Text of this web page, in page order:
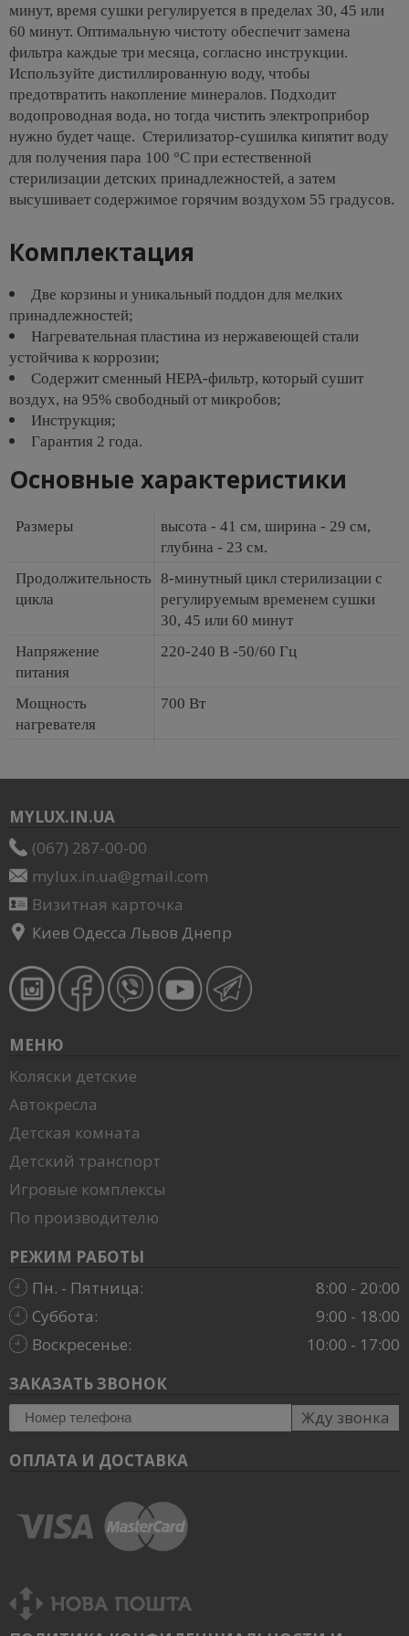
минут, время сушки регулируется в пределах 30, 45 или
60 минут. Оптимальную чистоту обеспечит замена
фильтра каждые три месяца, согласно инструкции.
Используйте дистиллированную воду, чтобы
предотвратить накопление минералов. Подходит
водопроводная вода, но тогда чистить электроприбор
нужно будет чаще. Стерилизатор-сушилка кипятит воду
для получения пара 100 °C при естественной
стерилизации детских принадлежностей, а затем
высушивает содержимое горячим воздухом 55 градусов.
Комплектация
Две корзины и уникальный поддон для мелких
принадлежностей;
Нагревательная пластина из нержавеющей стали
устойчива к коррозии;
Содержит сменный HEPA-фильтр, который сушит
воздух, на 95% свободный от микробов;
Инструкция;
Гарантия 2 года.
Основные характеристики
Размеры
высота - 41 см, ширина - 29 см,
глубина - 23 см.
Продолжительность
цикла
8-минутный цикл стерилизации с
регулируемым временем сушки
30, 45 или 60 минут
Напряжение
питания
220-240 В -50/60 Гц
Мощность
нагревателя
700 Вт
MYLUX.IN.UA
(067) 287-00-00
mylux.in.ua@gmail.com
Визитная карточка
Киев Одесса Львов Днепр
МЕНЮ
Коляски детские
Автокресла
Детская комната
Детский транспорт
Игровые комплексы
По производителю
РЕЖИМ РАБОТЫ
Пн. - Пятница:
8:00 - 20:00
Суббота:
9:00 - 18:00
Воскресенье:
10:00 - 17:00
ЗАКАЗАТЬ ЗВОНОК
Жду звонка
ОПЛАТА И ДОСТАВКА